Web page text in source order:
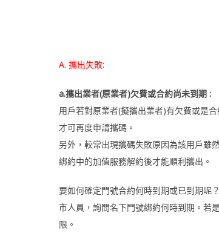
A. 攜出失敗:
a.攜出業者(原業者)欠費或合約尚未到期 :
用戶若對原業者(擬攜出業者)有欠費或是
才可再度申請攜碼。
另外，較常出現攜碼失敗原因為該用戶雖
綁約中的加值服務解約後才能順利攜出。
要如何確定門號合約何時到期或已到期呢
市人員，詢問名下門號綁約何時到期。若
限。